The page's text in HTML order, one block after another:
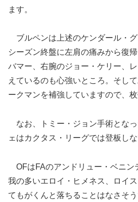
ます。
ブルペンは上述のケンダール・
シーズン終盤に左肩の痛みから復
バマー、右腕のジョー・ケリー、
えているのも心強いところ。そし
ークマンを補強していますので、枚
なお、トミー・ジョン手術とな
ェはカクタス・リーグでは登板しな
OFはFAのアンドリュー・ベニン
我の多いエロイ・ヒメネス、ロイ
てもがくんと落ちることはなさそう